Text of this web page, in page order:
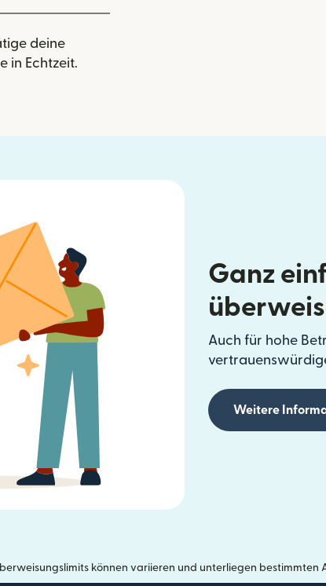
deine
in Echtzeit.
Ganz
Auch für hohe
Weitere
können variieren und unterliegen bestimmten